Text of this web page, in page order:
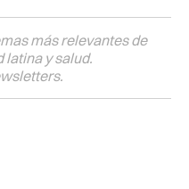
más relevantes de
y salud.